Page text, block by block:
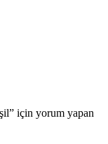
için yorum yapan